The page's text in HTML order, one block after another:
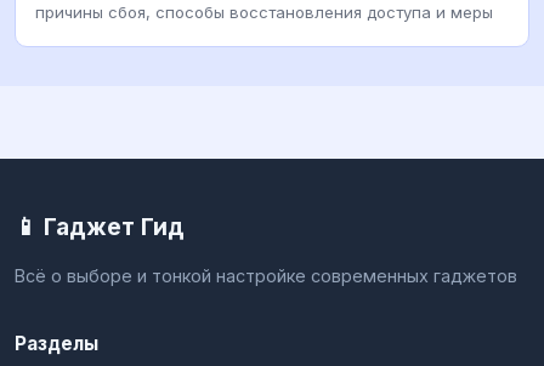
причины сбоя, способы восстановления доступа и меры
📱 Гаджет Гид
Всё о выборе и тонкой настройке современных гаджетов
Разделы